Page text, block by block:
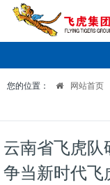
您的位置： 网站首页
云南省飞虎队
争当新时代飞